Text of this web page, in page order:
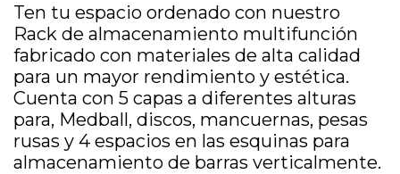
Ten tu espacio ordenado con nuestro
Rack de almacenamiento multifunción
fabricado con materiales de alta calidad
para un mayor rendimiento y estética.
Cuenta con 5 capas a diferentes alturas
para, Medball, discos, mancuernas, pesas
rusas y 4 espacios en las esquinas para
almacenamiento de barras verticalmente.